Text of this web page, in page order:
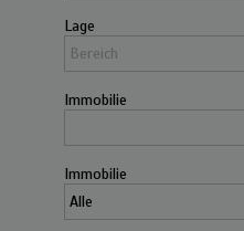
Lage
Immobilie
Immobilie